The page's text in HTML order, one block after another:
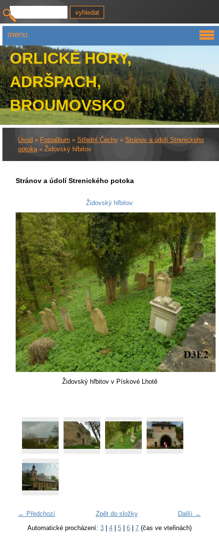
ORLICKÉ HORY,
ADRŠPACH,
BROUMOVSKO
Úvod » Fotoalbum » Střední Čechy » Stránov a údolí Strenického
potoka» Židovský hřbitov
Stránov a údolí Strenického potoka
Židovský hřbitov
Židovský hřbitov v Pískové Lhotě
← Předchozí Další →
Zpět do složky
Automatické procházení: 3 | 4 | 5 | 6 | 7 (čas ve vteřinách)
menu